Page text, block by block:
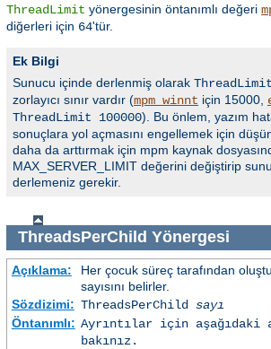
ThreadLimit yönergesinin öntanımlı değeri
diğerleri için 64'tür.
Ek Bilgi
Sunucu içinde derlenmiş olarak
zorlayıcı sınır vardır (mpm_winnt için 15000,
ThreadLimit 100000). Bu önlem, yazım
sonuçlara yol açmasını engellemek için
daha da arttırmak için mpm kaynak
MAX_SERVER_LIMIT değerini değiştirip
derlemeniz gerekir.
ThreadsPerChild Yönergesi
Açıklama:
Her çocuk süreç tarafından
sayısını belirler.
Sözdizimi: ThreadsPerChild sayı
Öntanımlı: Ayrıntılar için aşağıdaki
bakınız.